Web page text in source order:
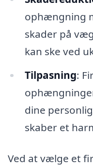
ophængning
skader på
kan ske ved
Tilpasning:
dine
skaber et
Ved at vælge et